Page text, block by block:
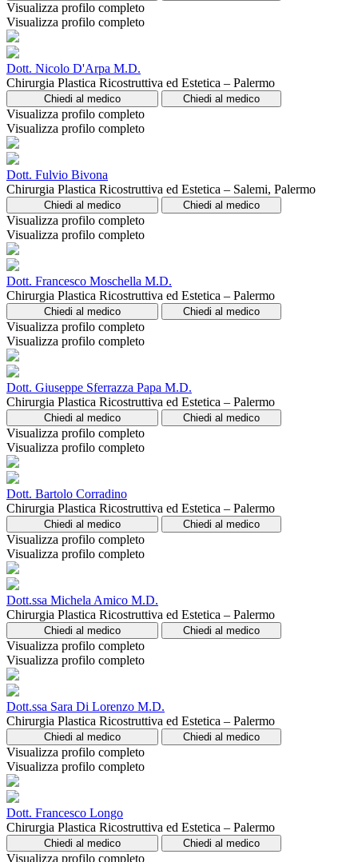
Visualizza profilo completo
Visualizza profilo completo
Dott. Nicolo D'Arpa M.D.
Chirurgia Plastica Ricostruttiva ed Estetica – Palermo
Chiedi al medico Chiedi al medico
Visualizza profilo completo
Visualizza profilo completo
Dott. Fulvio Bivona
Chirurgia Plastica Ricostruttiva ed Estetica – Salemi, Palermo
Chiedi al medico Chiedi al medico
Visualizza profilo completo
Visualizza profilo completo
Dott. Francesco Moschella M.D.
Chirurgia Plastica Ricostruttiva ed Estetica – Palermo
Chiedi al medico Chiedi al medico
Visualizza profilo completo
Visualizza profilo completo
Dott. Giuseppe Sferrazza Papa M.D.
Chirurgia Plastica Ricostruttiva ed Estetica – Palermo
Chiedi al medico Chiedi al medico
Visualizza profilo completo
Visualizza profilo completo
Dott. Bartolo Corradino
Chirurgia Plastica Ricostruttiva ed Estetica – Palermo
Chiedi al medico Chiedi al medico
Visualizza profilo completo
Visualizza profilo completo
Dott.ssa Michela Amico M.D.
Chirurgia Plastica Ricostruttiva ed Estetica – Palermo
Chiedi al medico Chiedi al medico
Visualizza profilo completo
Visualizza profilo completo
Dott.ssa Sara Di Lorenzo M.D.
Chirurgia Plastica Ricostruttiva ed Estetica – Palermo
Chiedi al medico Chiedi al medico
Visualizza profilo completo
Visualizza profilo completo
Dott. Francesco Longo
Chirurgia Plastica Ricostruttiva ed Estetica – Palermo
Chiedi al medico Chiedi al medico
Visualizza profilo completo